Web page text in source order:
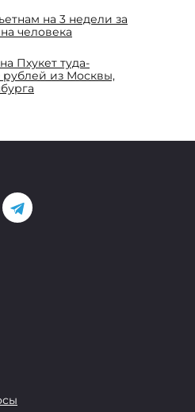
на 3 недели за
человека
Пхукет туда-
рублей из Москвы,